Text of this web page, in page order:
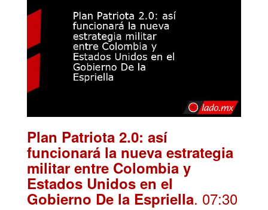
Plan Patriota 2.0: así
funcionará la nueva estrategia
militar entre Colombia y
Estados Unidos en el
Gobierno De la Espriella. 07:30